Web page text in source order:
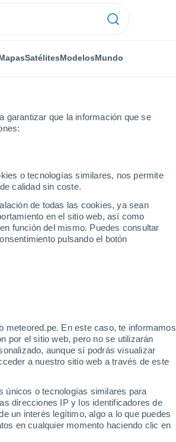
garantizar que la información que se
o tecnologías similares, nos permite
calidad sin coste.
de todas las cookies, ya sean
en el sitio web, así como
función del mismo. Puedes consultar
pulsando el botón
meteored.pe. En este caso, te informamos
por el sitio web, pero no se utilizarán
aunque sí podrás visualizar
a nuestro sitio web a través de este
únicos o tecnologías similares para
direcciones IP y los identificadores de
un interés legítimo, algo a lo que puedes
en cualquier momento haciendo clic en
SatélitesModelosMundo
32°
33°
18°
34°
18°